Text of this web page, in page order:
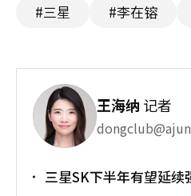
#三星 #李在镕
王海纳 记者
三星SK下半年有望延